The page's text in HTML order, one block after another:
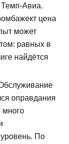
Темп-Авиа.
цена
может
равных в
найдётся
оправдания
много
По